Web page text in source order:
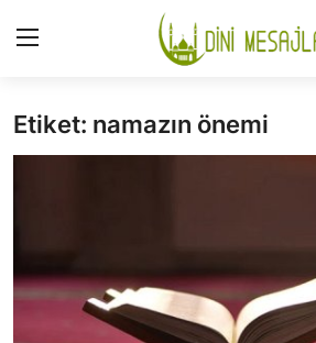
Giriş Kayıt Ol
HAKKIMIZDA
Etiket: namazın önemi